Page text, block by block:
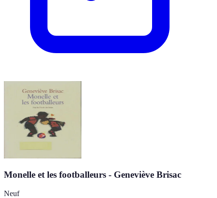
Monelle et les footballeurs - Geneviève Brisac
Neuf